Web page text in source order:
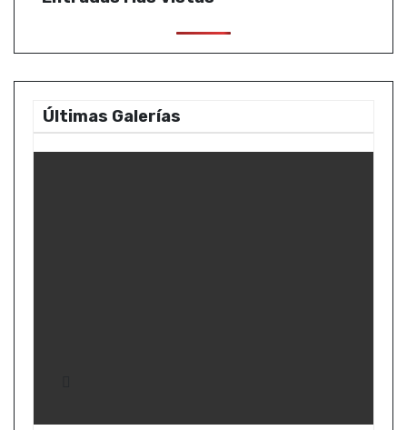
Últimas Galerías